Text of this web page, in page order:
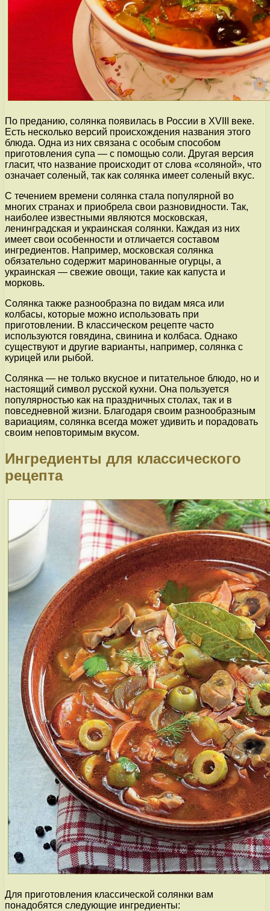
По преданию, солянка появилась в России в XVIII веке.
Есть несколько версий происхождения названия этого
блюда. Одна из них связана с особым способом
приготовления супа — с помощью соли. Другая версия
гласит, что название происходит от слова «соляной», что
означает соленый, так как солянка имеет соленый вкус.
С течением времени солянка стала популярной во
многих странах и приобрела свои разновидности. Так,
наиболее известными являются московская,
ленинградская и украинская солянки. Каждая из них
имеет свои особенности и отличается составом
ингредиентов. Например, московская солянка
обязательно содержит маринованные огурцы, а
украинская — свежие овощи, такие как капуста и
морковь.
Солянка также разнообразна по видам мяса или
колбасы, которые можно использовать при
приготовлении. В классическом рецепте часто
используются говядина, свинина и колбаса. Однако
существуют и другие варианты, например, солянка с
курицей или рыбой.
Солянка — не только вкусное и питательное блюдо, но и
настоящий символ русской кухни. Она пользуется
популярностью как на праздничных столах, так и в
повседневной жизни. Благодаря своим разнообразным
вариациям, солянка всегда может удивить и порадовать
своим неповторимым вкусом.
Ингредиенты для классического
рецепта
Для приготовления классической солянки вам
понадобятся следующие ингредиенты: